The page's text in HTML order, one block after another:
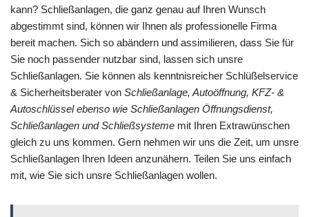
kann? Schließanlagen, die ganz genau auf Ihren Wunsch
abgestimmt sind, können wir Ihnen als professionelle Firma
bereit machen. Sich so abändern und assimilieren, dass Sie für
Sie noch passender nutzbar sind, lassen sich unsre
Schließanlagen. Sie können als kenntnisreicher Schlüßelservice
& Sicherheitsberater von Schließanlage, Autoöffnung, KFZ- &
Autoschlüssel ebenso wie Schließanlagen Öffnungsdienst,
Schließanlagen und Schließsysteme mit Ihren Extrawünschen
gleich zu uns kommen. Gern nehmen wir uns die Zeit, um unsre
Schließanlagen Ihren Ideen anzunähern. Teilen Sie uns einfach
mit, wie Sie sich unsre Schließanlagen wollen.